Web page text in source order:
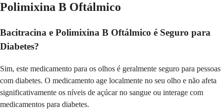
Polimixina B Oftálmico
Bacitracina e Polimixina B Oftálmico é Seguro para
Diabetes?
Sim, este medicamento para os olhos é geralmente seguro para pessoas
com diabetes. O medicamento age localmente no seu olho e não afeta
significativamente os níveis de açúcar no sangue ou interage com
medicamentos para diabetes.